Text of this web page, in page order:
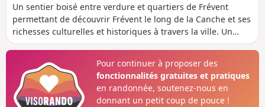
Un sentier boisé entre verdure et quartiers de Frévent
permettant de découvrir Frévent le long de la Canche et ses
richesses culturelles et historiques à travers la ville. Un
mélange agréable et dépaysant.
Pour continuer à proposer des
fonctionnalités gratuites et pratiques
en randonnée, soutenez-nous en
donnant un petit coup de pouce !